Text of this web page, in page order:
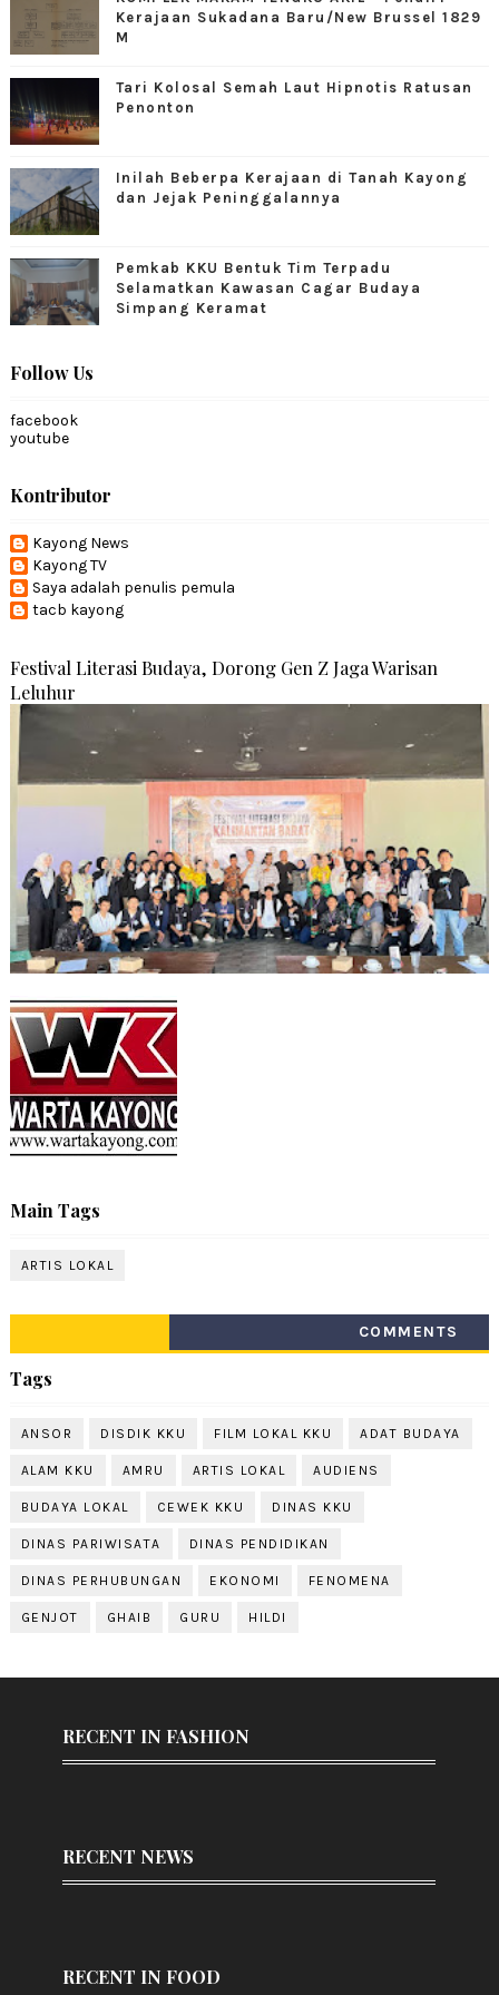
Kerajaan Sukadana Baru/New Brussel 1829
M
Tari Kolosal Semah Laut Hipnotis Ratusan
Penonton
Inilah Beberpa Kerajaan di Tanah Kayong
dan Jejak Peninggalannya
Pemkab KKU Bentuk Tim Terpadu
Selamatkan Kawasan Cagar Budaya
Simpang Keramat
Follow Us
facebook
youtube
Kontributor
Kayong News
Kayong TV
Saya adalah penulis pemula
tacb kayong
Festival Literasi Budaya, Dorong Gen Z Jaga Warisan
Leluhur
Main Tags
ARTIS LOKAL
COMMENTS
Tags
ANSOR DISDIK KKU FILM LOKAL KKU ADAT BUDAYA
ALAM KKU AMRU ARTIS LOKAL AUDIENS
BUDAYA LOKAL CEWEK KKU DINAS KKU
DINAS PARIWISATA DINAS PENDIDIKAN
DINAS PERHUBUNGAN EKONOMI FENOMENA
GENJOT GHAIB GURU HILDI
RECENT IN FASHION
RECENT NEWS
RECENT IN FOOD